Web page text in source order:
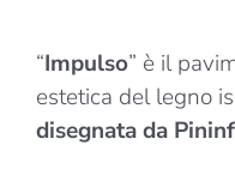
“Impulso” è il
estetica del legno
disegnata da